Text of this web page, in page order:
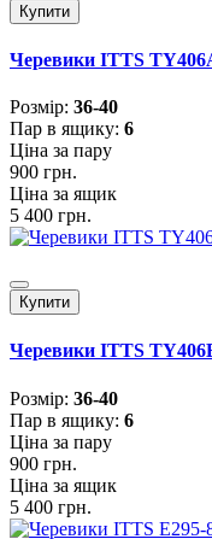
Купити
Черевики ITTS
Розмiр: 36-40
Пар в ящику: 6
Ціна за пару
900 грн.
Ціна за ящик
5 400 грн.
Купити
Черевики ITTS
Розмiр: 36-40
Пар в ящику: 6
Ціна за пару
900 грн.
Ціна за ящик
5 400 грн.